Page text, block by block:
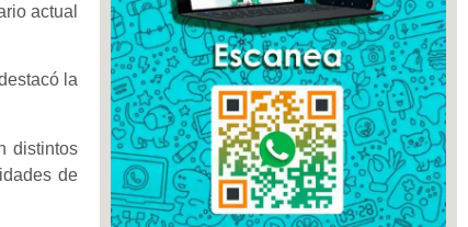
actual
la
distintos
de